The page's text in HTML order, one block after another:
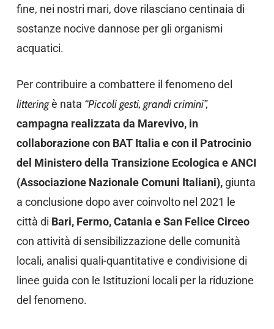
fine, nei nostri mari, dove rilasciano centinaia di
sostanze nocive dannose per gli organismi
acquatici.
Per contribuire a combattere il fenomeno del
litteringè nata “Piccoli gesti, grandi crimini”,
campagna realizzata da Marevivo, in
collaborazione con BAT Italia e con il Patrocinio
del Ministero della Transizione Ecologica e ANCI
(Associazione Nazionale Comuni Italiani), giunta
a conclusione dopo aver coinvolto nel 2021 le
città di Bari, Fermo, Catania e San Felice Circeo
con attività di sensibilizzazione delle comunità
locali, analisi quali-quantitative e condivisione di
linee guida con le Istituzioni locali per la riduzione
del fenomeno.